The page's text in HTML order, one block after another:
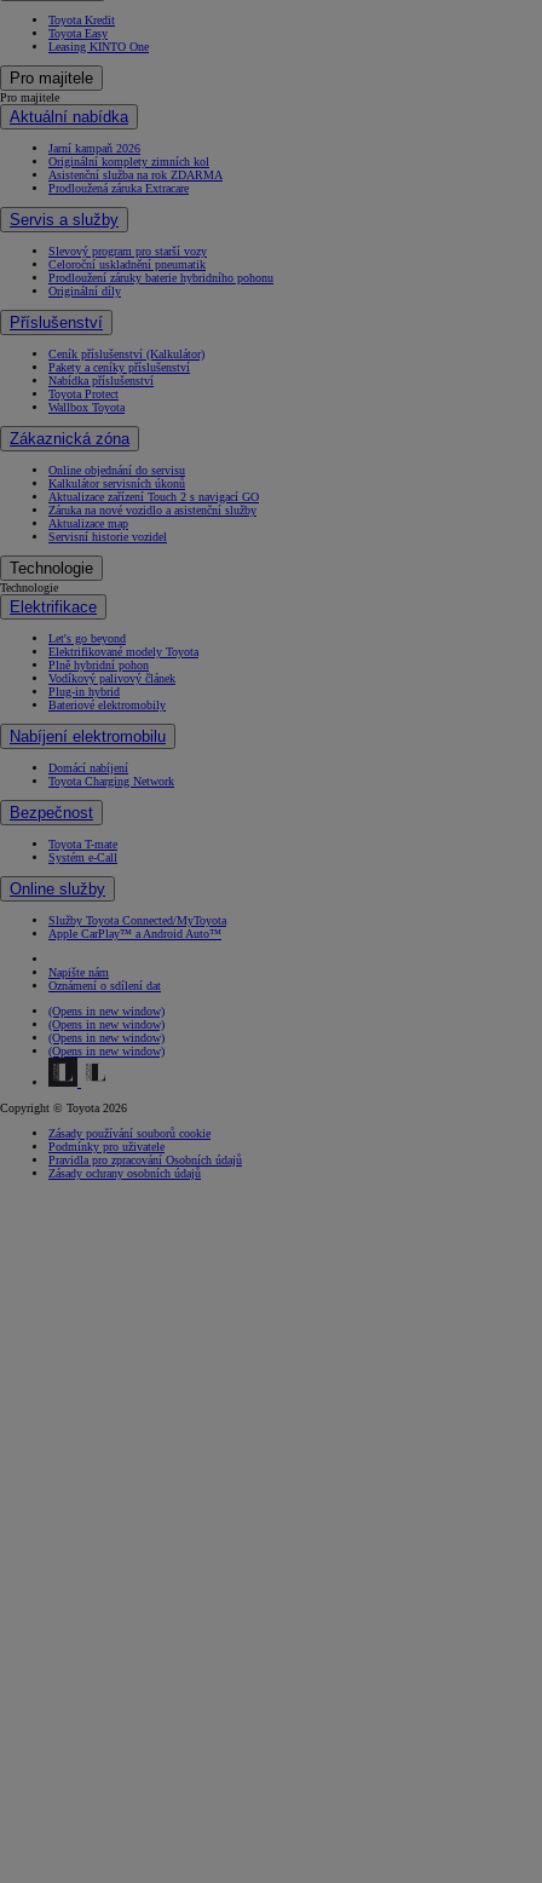
Toyota Kredit
Toyota Easy
Leasing KINTO One
Pro majitele
Pro majitele
Aktuální nabídka
Jarní kampaň 2026
Originální komplety zimních kol
Asistenční služba na rok ZDARMA
Prodloužená záruka Extracare
Servis a služby
Slevový program pro starší vozy
Celoroční uskladnění pneumatik
Prodloužení záruky baterie hybridního pohonu
Originální díly
Příslušenství
Ceník příslušenství (Kalkulátor)
Pakety a ceníky příslušenství
Nabídka příslušenství
Toyota Protect
Wallbox Toyota
Zákaznická zóna
Online objednání do servisu
Kalkulátor servisních úkonů
Aktualizace zařízení Touch 2 s navigací GO
Záruka na nové vozidlo a asistenční služby
Aktualizace map
Servisní historie vozidel
Technologie
Technologie
Elektrifikace
Let's go beyond
Elektrifikované modely Toyota
Plně hybridní pohon
Vodíkový palivový článek
Plug-in hybrid
Bateriové elektromobily
Nabíjení elektromobilu
Domácí nabíjení
Toyota Charging Network
Bezpečnost
Toyota T-mate
Systém e-Call
Online služby
Služby Toyota Connected/MyToyota
Apple CarPlay™ a Android Auto™
Napište nám
Oznámení o sdílení dat
(Opens in new window)
(Opens in new window)
(Opens in new window)
(Opens in new window)
Copyright © Toyota 2026
Zásady používání souborů cookie
Podmínky pro uživatele
Pravidla pro zpracování Osobních údajů
Zásady ochrany osobních údajů